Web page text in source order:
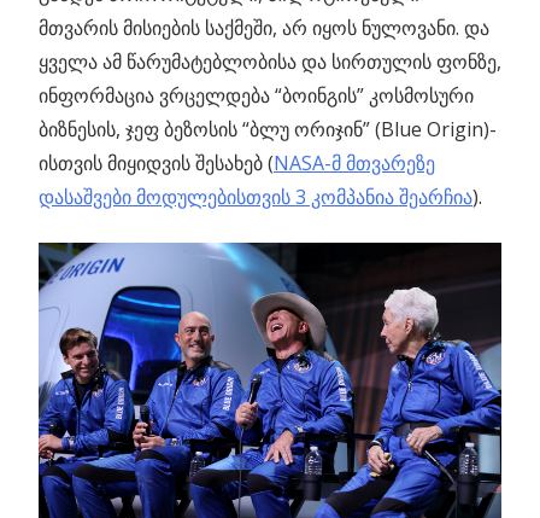
მთვარის მისიების საქმეში, არ იყოს ნულოვანი. და
ყველა ამ წარუმატებლობისა და სირთულის ფონზე,
ინფორმაცია ვრცელდება “ბოინგის” კოსმოსური
ბიზნესის, ჯეფ ბეზოსის “ბლუ ორიჯინ” (Blue Origin)-
ისთვის მიყიდვის შესახებ (NASA-მ მთვარეზე
დასაშვები მოდულებისთვის 3 კომპანია შეარჩია).